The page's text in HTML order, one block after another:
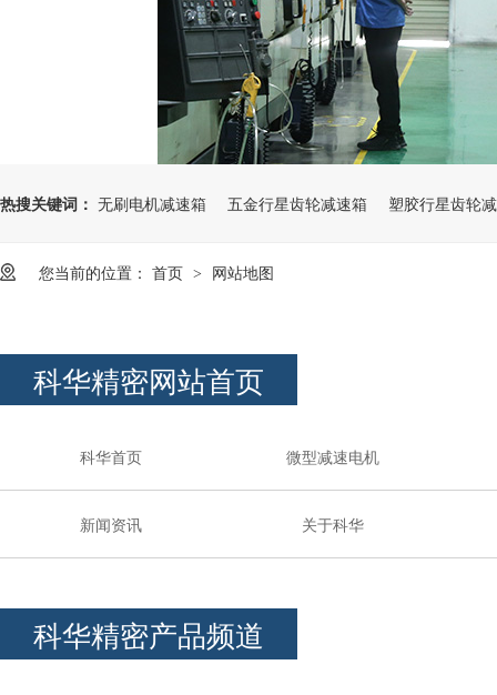
热搜关键词： 无刷电机减速箱 五金行星齿轮减速箱 塑胶行星齿轮
您当前的位置： 首页 > 网站地图
科华精密网站首页
科华首页 微型减速电机
新闻资讯 关于科华
科华精密产品频道